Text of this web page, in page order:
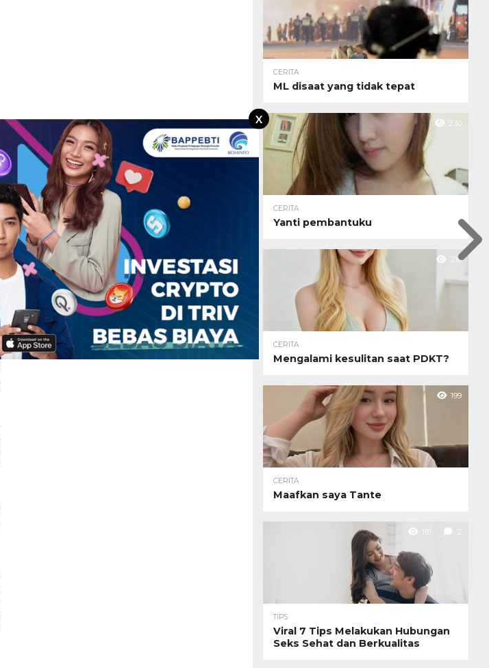
X
CERITA
ML disaat yang tidak tepat
230
CERITA
Yanti pembantuku
216
CERITA
Mengalami kesulitan saat PDKT?
199
CERITA
Maafkan saya Tante
191 2
TIPS
Viral 7 Tips Melakukan Hubungan
Seks Sehat dan Berkualitas